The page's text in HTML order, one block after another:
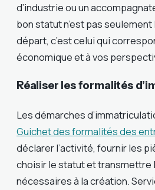
d’industrie ou un
bon statut n’est pas
départ, c’est celui qui
économique et à vos
Réaliser les formalités
Les démarches
Guichet des formalités des
déclarer l’activité, fournir les
choisir le statut et transmettre
nécessaires à la création.